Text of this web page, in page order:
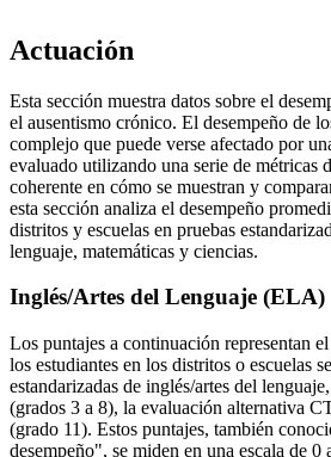
Actuación
Esta sección muestra datos sobre el
el ausentismo crónico. El desempeño de
complejo que puede verse afectado por
evaluado utilizando una serie de métricas
coherente en cómo se muestran y
esta sección analiza el desempeño
distritos y escuelas en pruebas
lenguaje, matemáticas y ciencias.
Inglés/Artes del Lenguaje (ELA)
Los puntajes a continuación representan
los estudiantes en los distritos o escuelas
estandarizadas de inglés/artes del
(grados 3 a 8), la evaluación alternativa
(grado 11). Estos puntajes, también
desempeño", se miden en una escala de